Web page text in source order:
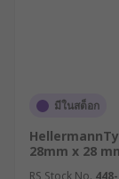
มีในสต็อก
28mm x 28
RS Stock No.